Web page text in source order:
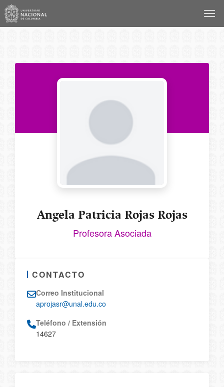
Saltar
contenido
Angela Patricia Rojas Rojas
Profesora Asociada
CONTACTO
Correo Institucional
aprojasr@unal.edu.co
Teléfono / Extensión
14627